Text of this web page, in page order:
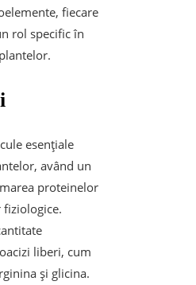
fiecare
rol specific în
esențiale
având un
proteinelor
fiziologice.
liberi, cum
și glicina.